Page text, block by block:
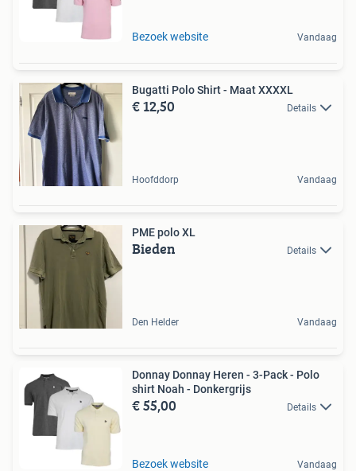
Bezoek website Vandaag
Bugatti Polo Shirt - Maat XXXXL
€ 12,50 Details
Hoofddorp Vandaag
PME polo XL
Bieden Details
Den Helder Vandaag
Donnay Donnay Heren - 3-Pack - Polo
shirt Noah - Donkergrijs
€ 55,00 Details
Bezoek website Vandaag